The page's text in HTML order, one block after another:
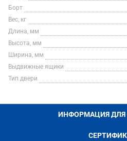
Борт
Вес, кг
Длина, мм
Высота, мм
Ширина, мм
Выдвижные ящики
Тип двери
ИНФОРМАЦИЯ